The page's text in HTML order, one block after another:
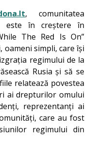
, comunitatea
este în creștere în
The Red Is On”
simpli, care își
regimului de la
Rusia și să se
relatează povestea
ai drepturilor omului
reprezentanți ai
care au fost
regimului din